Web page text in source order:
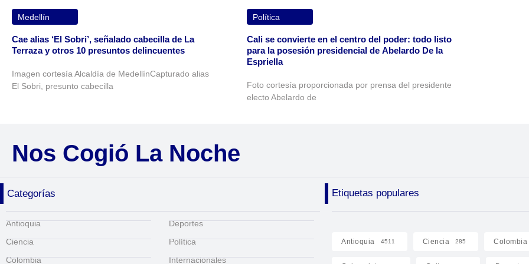
Medellín
Cae alias ‘El Sobri’, señalado cabecilla de La
Terraza y otros 10 presuntos delincuentes
Imagen cortesía Alcaldía de MedellínCapturado alias
El Sobri, presunto cabecilla
Política
Cali se convierte en el centro del poder: todo listo
para la posesión presidencial de Abelardo De la
Espriella
Foto cortesía proporcionada por prensa del presidente
electo Abelardo de
Nos Cogió La Noche
Categorías Etiquetas populares
Antioquia
Ciencia
Colombia
Deportes
Política
Internacionales
Antioquia 4511 Ciencia 285 Colombia